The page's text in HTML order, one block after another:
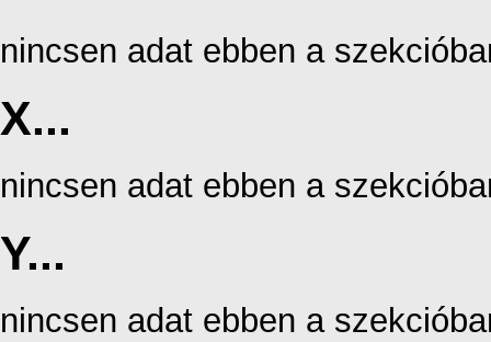
nincsen adat ebben a
X...
nincsen adat ebben a
Y...
nincsen adat ebben a